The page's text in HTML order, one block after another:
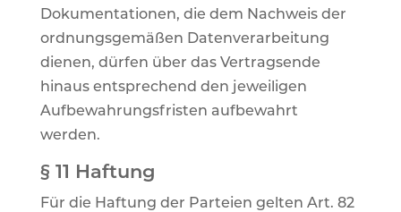
Dokumentationen, die dem Nachweis der
ordnungsgemäßen Datenverarbeitung
dienen, dürfen über das Vertragsende
hinaus entsprechend den jeweiligen
Aufbewahrungsfristen aufbewahrt
werden.
§ 11 Haftung
Für die Haftung der Parteien gelten Art. 82